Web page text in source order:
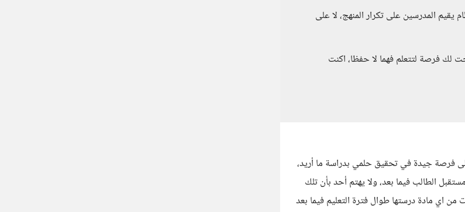
المدرسين على تكرار المنهج، لا على
لك فرصة لتتعلم فهما لا حفظا، اكنت
فرصة جيدة في تحقيق حلمي بدراسة ما أريد،
الطالب فيما بعد، ولا يهتم أحد بأن تلك
اي مادة درستها طوال فترة التعليم فيما بعد